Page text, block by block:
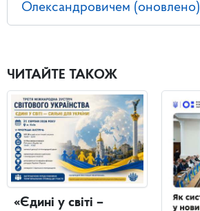
Олександровичем (оновлено)
ЧИТАЙТЕ ТАКОЖ
«Єдині у світі –